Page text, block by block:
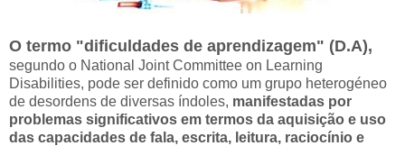
O termo "dificuldades de aprendizagem" (D.A),
segundo o National Joint Committee on Learning
Disabilities, pode ser definido como um grupo heterogéneo
de desordens de diversas índoles, manifestadas por
problemas significativos em termos da aquisição e uso
das capacidades de fala, escrita, leitura, raciocínio e